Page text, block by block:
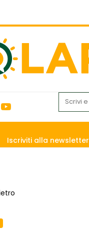
Iscriviti alla newsletter